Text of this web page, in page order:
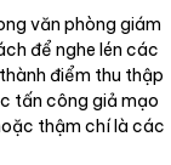
văn phòng giám
để nghe lén các
điểm thu thập
tấn công giả mạo
thậm chí là các